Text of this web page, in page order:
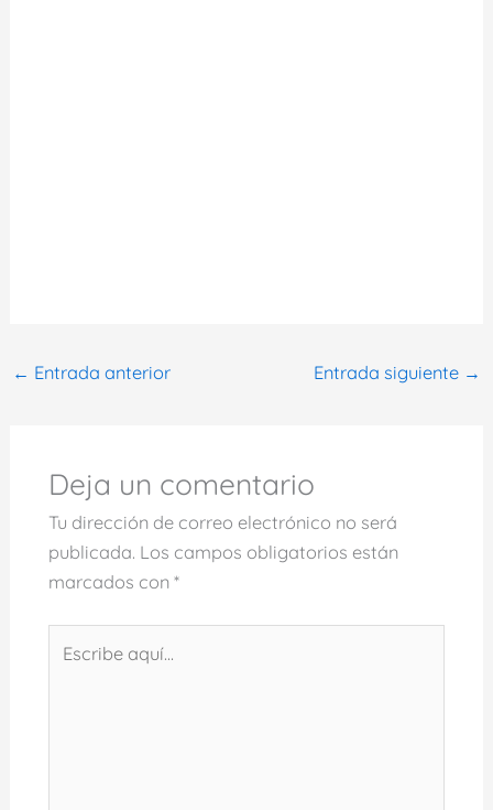
← Entrada anterior Entrada siguiente →
Deja un comentario
Tu dirección de correo electrónico no será
publicada. Los campos obligatorios están
marcados con *